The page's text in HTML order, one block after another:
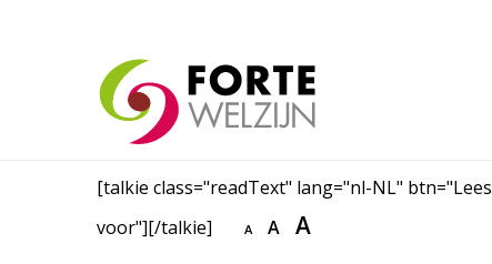
[talkie class="readText" lang="nl-NL" btn="Lees
voor"][/talkie]
A A A